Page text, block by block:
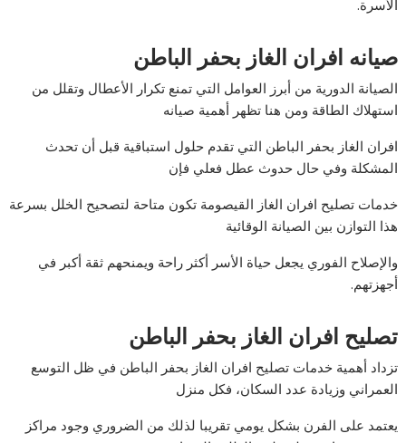
الأسرة.
صيانه افران الغاز بحفر الباطن
الصيانة الدورية من أبرز العوامل التي تمنع تكرار الأعطال وتقلل من
استهلاك الطاقة ومن هنا تظهر أهمية صيانه
افران الغاز بحفر الباطن التي تقدم حلول استباقية قبل أن تحدث
المشكلة وفي حال حدوث عطل فعلي فإن
خدمات تصليح افران الغاز القيصومة تكون متاحة لتصحيح الخلل بسرعة
هذا التوازن بين الصيانة الوقائية
والإصلاح الفوري يجعل حياة الأسر أكثر راحة ويمنحهم ثقة أكبر في
أجهزتهم.
تصليح افران الغاز بحفر الباطن
تزداد أهمية خدمات تصليح افران الغاز بحفر الباطن في ظل التوسع
العمراني وزيادة عدد السكان، فكل منزل
يعتمد على الفرن بشكل يومي تقريبا لذلك من الضروري وجود مراكز